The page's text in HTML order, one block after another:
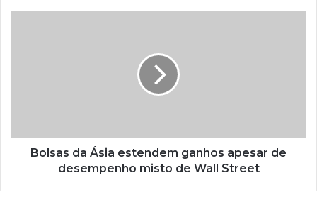
Bolsas da Ásia estendem ganhos apesar de
desempenho misto de Wall Street